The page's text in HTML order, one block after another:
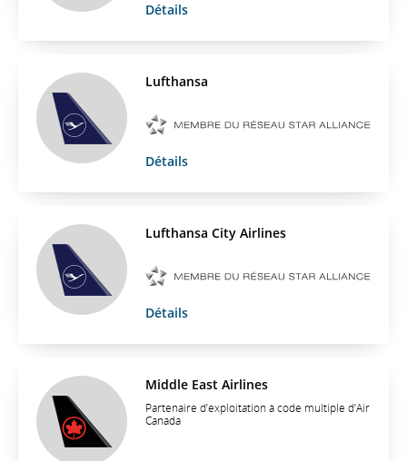
Détails
Lufthansa
Détails
Lufthansa City Airlines
Détails
Middle East Airlines
Partenaire d’exploitation à code multiple d’Air
Canada